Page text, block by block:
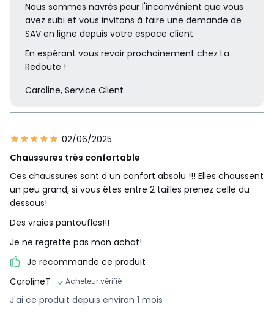
Nous sommes navrés pour l'inconvénient que vous
avez subi et vous invitons à faire une demande de
SAV en ligne depuis votre espace client.
En espérant vous revoir prochainement chez La
Redoute !
Caroline, Service Client
02/06/2025
Chaussures très confortable
Ces chaussures sont d un confort absolu !!! Elles chaussent
un peu grand, si vous êtes entre 2 tailles prenez celle du
dessous!
Des vraies pantoufles!!!
Je ne regrette pas mon achat!
Je recommande ce produit
CarolineT
Acheteur vérifié
J'ai ce produit depuis environ 1 mois